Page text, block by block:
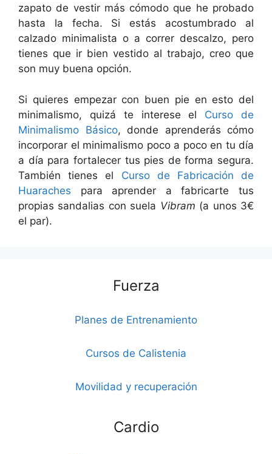
zapato de vestir más cómodo que he probado
hasta la fecha. Si estás acostumbrado al
calzado minimalista o a correr descalzo, pero
tienes que ir bien vestido al trabajo, creo que
son muy buena opción.
Si quieres empezar con buen pie en esto del
minimalismo, quizá te interese el Curso de
Minimalismo Básico, donde aprenderás cómo
incorporar el minimalismo poco a poco en tu día
a día para fortalecer tus pies de forma segura.
También tienes el Curso de Fabricación de
Huaraches para aprender a fabricarte tus
propias sandalias con suela Vibram (a unos 3€
el par).
Fuerza
Planes de Entrenamiento
Cursos de Calistenia
Movilidad y recuperación
Cardio